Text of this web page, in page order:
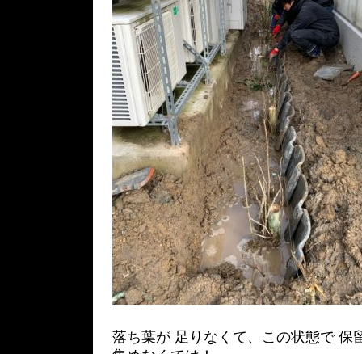
落ち葉が 足りなくて、この状態で 保